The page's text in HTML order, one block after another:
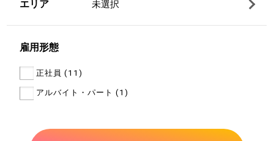
エリア 未選択
雇用形態
正社員 (11)
アルバイト・パート (1)